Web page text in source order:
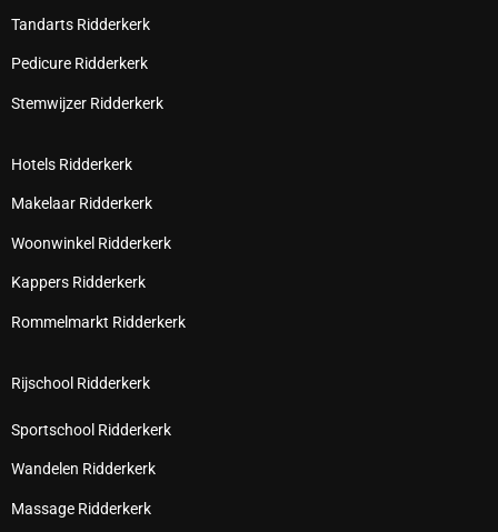
Tandarts Ridderkerk
Pedicure Ridderkerk
Stemwijzer Ridderkerk
Hotels Ridderkerk
Makelaar Ridderkerk
Woonwinkel Ridderkerk
Kappers Ridderkerk
Rommelmarkt Ridderkerk
Rijschool Ridderkerk
Sportschool Ridderkerk
Wandelen Ridderkerk
Massage Ridderkerk